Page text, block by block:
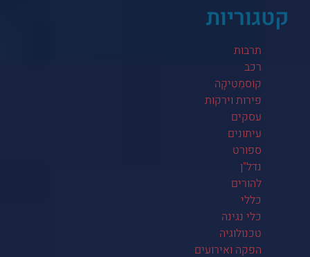
קטגוריות
תרבות
רכב
קוֹסמֵטִיקָה
פירות וירקות
עסקים
עיתונים
ספורט
נדל"ן
להורים
כללי
כלי נגינה
טכנולוגיה
הפקה ואירועים